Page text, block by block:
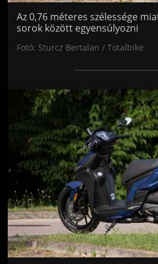
Az 0,76 méteres szélessége
sorok között egyensúlyozni
Fotó: Sturcz Bertalan / Totalbike
Jön még